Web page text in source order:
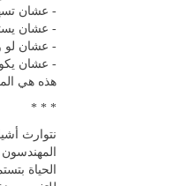
- عشان
- عشان
- عشان لو
- عشان
هذه هي
* * *
نتوارث
الحياة